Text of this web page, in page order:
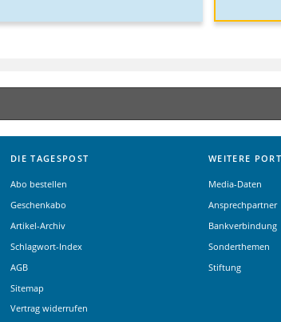
DIE TAGESPOST
Abo bestellen
Geschenkabo
Artikel-Archiv
Schlagwort-Index
AGB
Sitemap
Vertrag widerrufen
WEITERE
Media-Daten
Ansprechpartner
Bankverbindung
Sonderthemen
Stiftung